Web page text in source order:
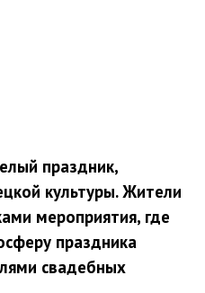
праздник,
культуры. Жители
мероприятия, где
праздника
свадебных